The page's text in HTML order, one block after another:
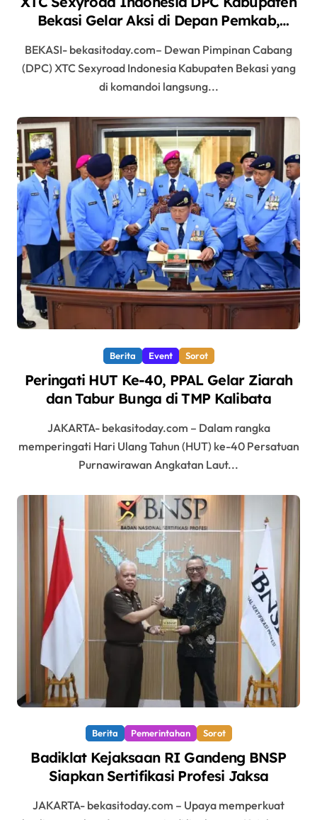
Bekasi Gelar Aksi di Depan Pemkab,
BEKASI- bekasitoday.com– Dewan Pimpinan Cabang
(DPC) XTC Sexyroad Indonesia Kabupaten Bekasi yang
di komandoi langsung...
Berita Event Sorot
Peringati HUT Ke-40, PPAL Gelar Ziarah
dan Tabur Bunga di TMP Kalibata
JAKARTA- bekasitoday.com – Dalam rangka
memperingati Hari Ulang Tahun (HUT) ke-40 Persatuan
Purnawirawan Angkatan Laut...
Berita Pemerintahan Sorot
Badiklat Kejaksaan RI Gandeng BNSP
Siapkan Sertifikasi Profesi Jaksa
JAKARTA- bekasitoday.com – Upaya memperkuat